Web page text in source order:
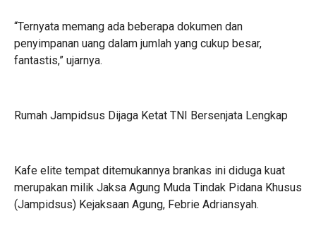
“Ternyata memang ada beberapa dokumen dan
penyimpanan uang dalam jumlah yang cukup besar,
fantastis,” ujarnya.
Rumah Jampidsus Dijaga Ketat TNI Bersenjata Lengkap
Kafe elite tempat ditemukannya brankas ini diduga kuat
merupakan milik Jaksa Agung Muda Tindak Pidana Khusus
(Jampidsus) Kejaksaan Agung, Febrie Adriansyah.